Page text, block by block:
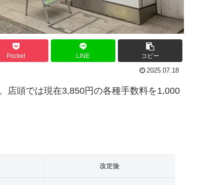
Pocket LINE コピー
2025.07.18
店頭では現在3,850円の各種手数料を1,000